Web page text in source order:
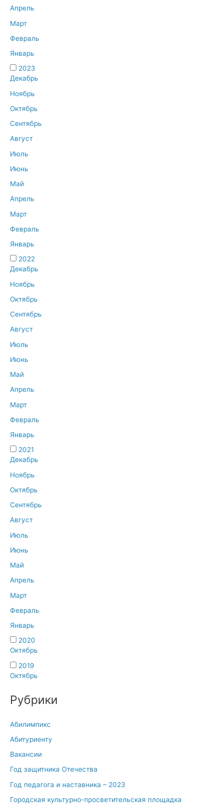
Апрель
Март
Февраль
Январь
2023
Декабрь
Ноябрь
Октябрь
Сентябрь
Август
Июль
Июнь
Май
Апрель
Март
Февраль
Январь
2022
Декабрь
Ноябрь
Октябрь
Сентябрь
Август
Июль
Июнь
Май
Апрель
Март
Февраль
Январь
2021
Декабрь
Ноябрь
Октябрь
Сентябрь
Август
Июль
Июнь
Май
Апрель
Март
Февраль
Январь
2020
Октябрь
2019
Октябрь
Рубрики
Абилимпикс
Абитуриенту
Вакансии
Год защитника Отечества
Год педагога и наставника – 2023
Городская культурно-просветительская площадка